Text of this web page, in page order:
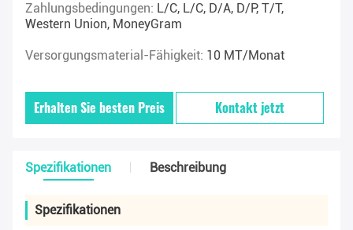
Zahlungsbedingungen: L/C, L/C, D/A, D/P, T/T,
Western Union, MoneyGram
Versorgungsmaterial-Fähigkeit: 10 MT/Monat
Erhalten Sie besten Preis Kontakt jetzt
Spezifikationen Beschreibung
Spezifikationen